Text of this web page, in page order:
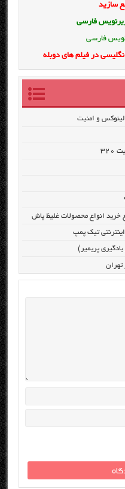
سازید
فارسی
فارسی
در فیلم های دوبله
خرید انواع محصولات غلیظ پاش
تیک پمپ
پریمیر)
تهران